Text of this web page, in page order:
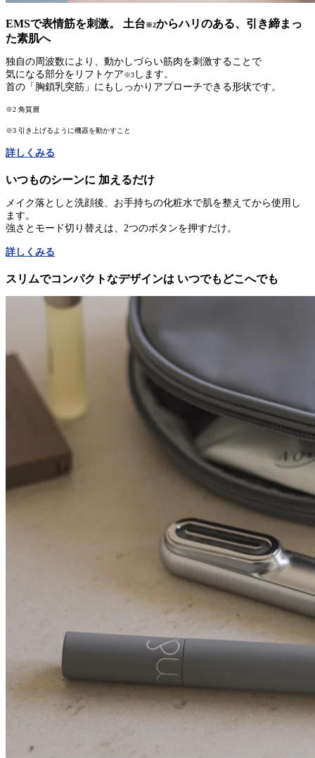
EMSで表情筋を刺激。 土台※2からハリのある、引き締まっ
た素肌へ
独自の周波数により、動かしづらい筋肉を刺激することで
気になる部分をリフトケア※3 します。
首の「胸鎖乳突筋」にもしっかりアプローチできる形状です。
※2 角質層
※3 引き上げるように機器を動かすこと
詳しくみる
いつものシーンに 加えるだけ
メイク落としと洗顔後、お手持ちの化粧水で肌を整えてから使用し
ます。
強さとモード切り替えは、2つのボタンを押すだけ。
詳しくみる
スリムでコンパクトなデザインは いつでもどこへでも